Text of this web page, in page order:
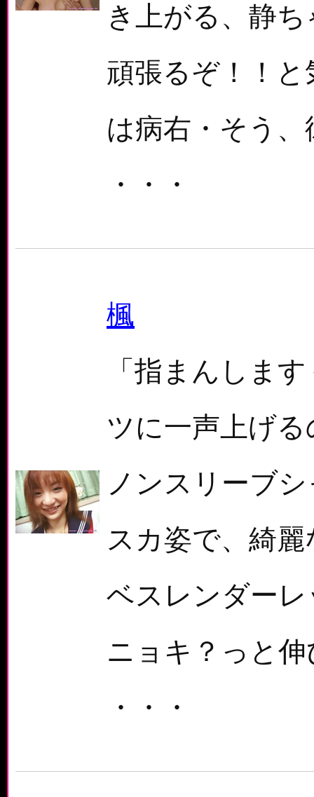
き上がる、静
頑張るぞ！！
は病右・そう
・・・
楓
「指まんしま
ツに一声上げ
ノンスリーブ
スカ姿で、綺
ベスレンダー
ニョキ？っと
・・・